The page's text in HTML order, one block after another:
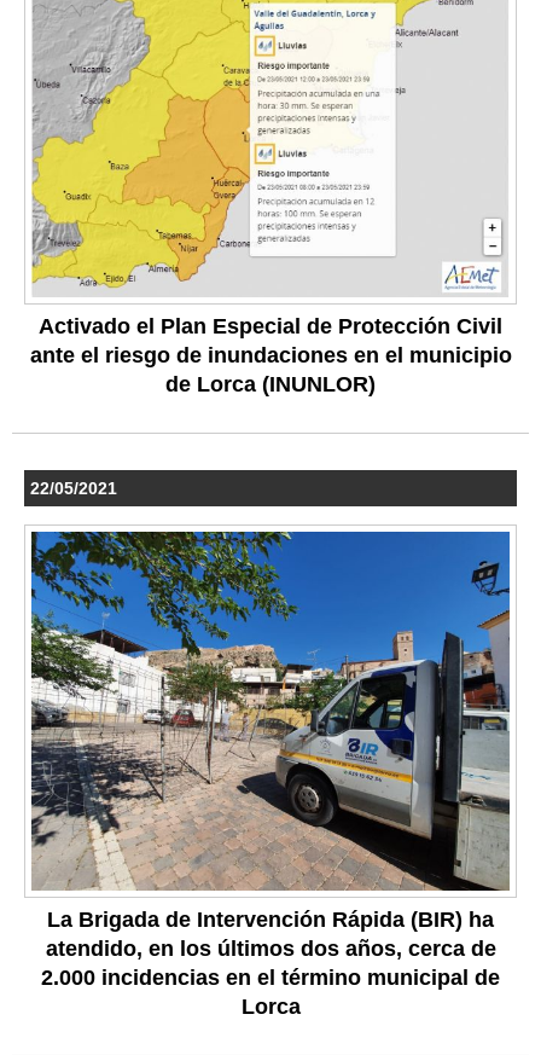
Activado el Plan Especial de Protección Civil
ante el riesgo de inundaciones en el municipio
de Lorca (INUNLOR)
22/05/2021
La Brigada de Intervención Rápida (BIR) ha
atendido, en los últimos dos años, cerca de
2.000 incidencias en el término municipal de
Lorca